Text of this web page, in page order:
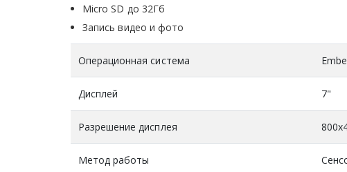
Micro SD до 32Гб
Запись видео и фото
Операционная система
Дисплей 7"
Разрешение дисплея
Метод работы